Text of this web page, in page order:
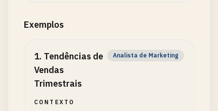
Exemplos
1. Tendências de
Vendas
Trimestrais
Analista de Marketing
CONTEXTO